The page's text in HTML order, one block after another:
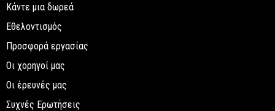
Κάντε μια δωρεά
Εθελοντισμός
Προσφορά εργασίας
Οι χορηγοί μας
Οι έρευνές μας
Συχνές Ερωτήσεις